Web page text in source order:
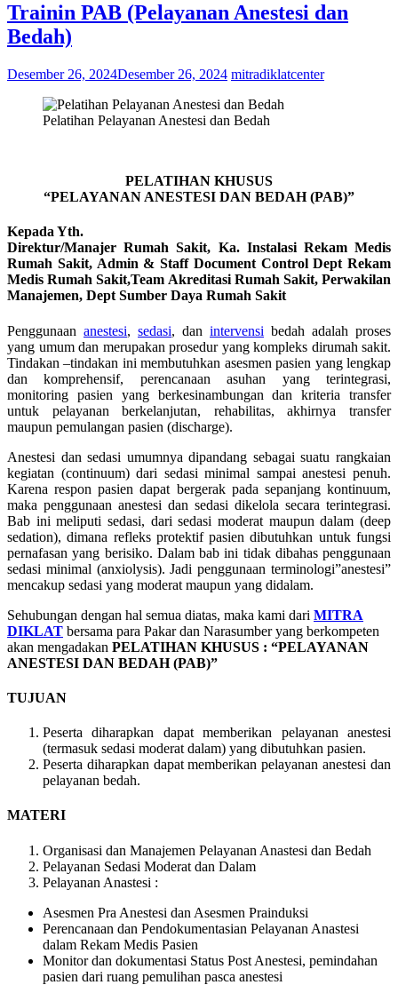
Trainin PAB (Pelayanan Anestesi dan
Bedah)
Desember 26, 2024Desember 26, 2024 mitradiklatcenter
Pelatihan Pelayanan Anestesi dan Bedah
PELATIHAN KHUSUS
“PELAYANAN ANESTESI DAN BEDAH (PAB)”
Kepada Yth.
Direktur/Manajer Rumah Sakit, Ka. Instalasi Rekam Medis
Rumah Sakit, Admin & Staff Document Control Dept Rekam
Medis Rumah Sakit,Team Akreditasi Rumah Sakit, Perwakilan
Manajemen, Dept Sumber Daya Rumah Sakit
Penggunaan anestesi, sedasi, dan intervensi bedah adalah proses
yang umum dan merupakan prosedur yang kompleks dirumah sakit.
Tindakan –tindakan ini membutuhkan asesmen pasien yang lengkap
dan komprehensif, perencanaan asuhan yang terintegrasi,
monitoring pasien yang berkesinambungan dan kriteria transfer
untuk pelayanan berkelanjutan, rehabilitas, akhirnya transfer
maupun pemulangan pasien (discharge).
Anestesi dan sedasi umumnya dipandang sebagai suatu rangkaian
kegiatan (continuum) dari sedasi minimal sampai anestesi penuh.
Karena respon pasien dapat bergerak pada sepanjang kontinuum,
maka penggunaan anestesi dan sedasi dikelola secara terintegrasi.
Bab ini meliputi sedasi, dari sedasi moderat maupun dalam (deep
sedation), dimana refleks protektif pasien dibutuhkan untuk fungsi
pernafasan yang berisiko. Dalam bab ini tidak dibahas penggunaan
sedasi minimal (anxiolysis). Jadi penggunaan terminologi”anestesi”
mencakup sedasi yang moderat maupun yang didalam.
Sehubungan dengan hal semua diatas, maka kami dari MITRA
DIKLAT bersama para Pakar dan Narasumber yang berkompeten
akan mengadakan PELATIHAN KHUSUS : “PELAYANAN
ANESTESI DAN BEDAH (PAB)”
TUJUAN
Peserta diharapkan dapat memberikan pelayanan anestesi
(termasuk sedasi moderat dalam) yang dibutuhkan pasien.
Peserta diharapkan dapat memberikan pelayanan anestesi dan
pelayanan bedah.
MATERI
Organisasi dan Manajemen Pelayanan Anastesi dan Bedah
Pelayanan Sedasi Moderat dan Dalam
Pelayanan Anastesi :
Asesmen Pra Anestesi dan Asesmen Prainduksi
Perencanaan dan Pendokumentasian Pelayanan Anastesi
dalam Rekam Medis Pasien
Monitor dan dokumentasi Status Post Anestesi, pemindahan
pasien dari ruang pemulihan pasca anestesi